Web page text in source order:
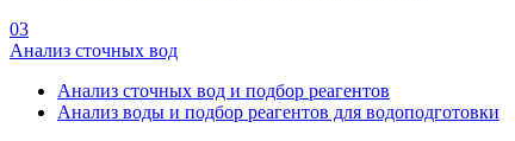
03
Анализ сточных вод
Анализ сточных вод и подбор реагентов
Анализ воды и подбор реагентов для водоподготовки